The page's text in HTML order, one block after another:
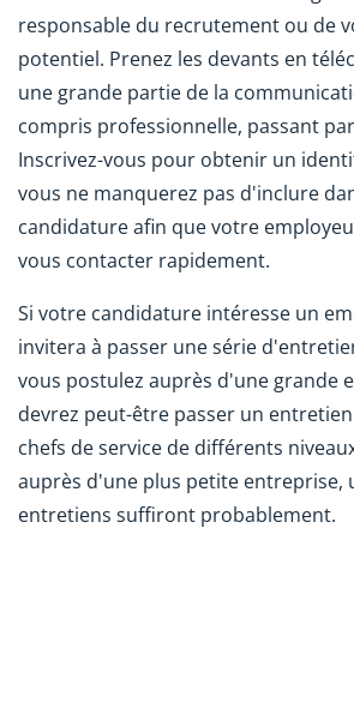
responsable du recrutement ou de
potentiel. Prenez les devants en
une grande partie de la
compris professionnelle, passant
Inscrivez-vous pour obtenir un
vous ne manquerez pas d'inclure
candidature afin que votre
vous contacter rapidement.
Si votre candidature intéresse un
invitera à passer une série
vous postulez auprès d'une grande
devrez peut-être passer un
chefs de service de différents
auprès d'une plus petite entreprise,
entretiens suffiront probablement.